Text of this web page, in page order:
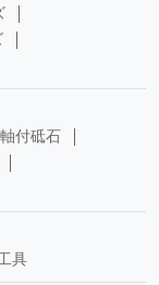
軸付砥石
具